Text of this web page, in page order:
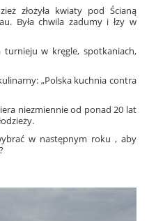
złożyła kwiaty pod Ścianą
Była chwila zadumy i łzy w
turnieju w kręgle, spotkaniach,
„Polska kuchnia contra
niezmiennie od ponad 20 lat
w następnym roku , aby